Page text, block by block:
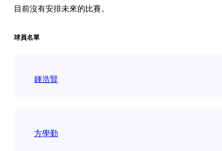
目前沒有安排未來的比賽。
球員名單
鍾浩賢
方學勤